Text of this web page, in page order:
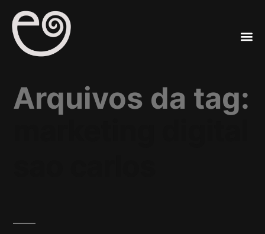
Arquivos da tag: